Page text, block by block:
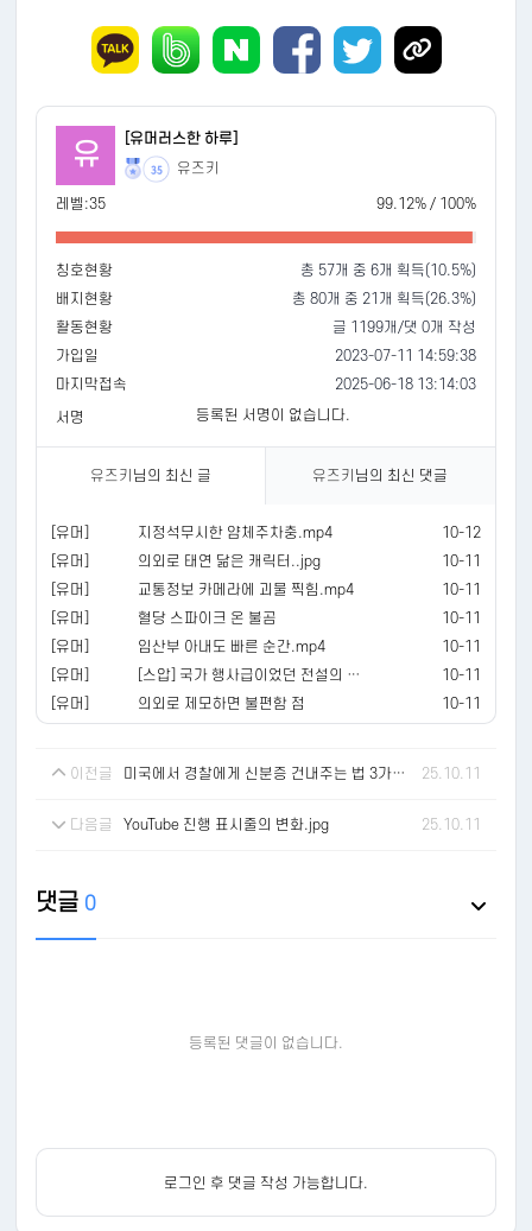
유
[유머러스한 하루]
35 유즈키
레벨:35 99.12% / 100%
칭호현황
총 57개 중 6개 획득(10.5%)
배지현황
총 80개 중 21개 획득(26.3%)
활동현황
글 1199개/댓 0개 작성
가입일
2023-07-11 14:59:38
마지막접속
2025-06-18 13:14:03
서명
등록된 서명이 없습니다.
유즈키 님의 최신 글 유즈키 님의 최신 댓글
[유머] 지정석무시한 얌체주차충.mp4
10-12
[유머]
의외로 태연 닮은 캐릭터..jpg
10-11
[유머]
교통정보 카메라에 괴물 찍힘.mp4
10-11
[유머]
혈당 스파이크 온 불곰
10-11
[유머]
임산부 아내도 빠른 순간.mp4
10-11
[유머]
[스압] 국가 행사급이었던 전설의 영화 시사회
10-11
[유머]
의외로 제모하면 불편함 점 10-11
이전글 미국에서 경찰에게 신분증 건내주는 법 3가지...mp4 25.10.11
다음글 YouTube 진행 표시줄의 변화.jpg 25.10.11
댓글 0
등록된 댓글이 없습니다.
로그인 후 댓글 작성 가능합니다.